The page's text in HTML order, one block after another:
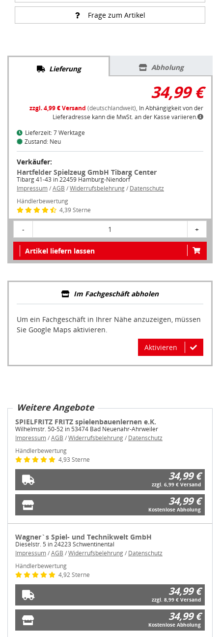
Frage zum Artikel
Lieferung Abholung
34,99 €
zzgl. 4,99 € Versand (deutschlandweit), In Abhängigkeit von der
Lieferadresse kann die MwSt. an der Kasse variieren.
Lieferzeit: 7 Werktage
Zustand: Neu
Verkäufer:
Hartfelder Spielzeug GmbH Tibarg Center
Tibarg 41-43 in 22459 Hamburg-Niendorf
Impressum/AGB /Widerrufsbelehrung/ Datenschutz
Händlerbewertung
4,39 Sterne
- 1 +
Artikel liefern lassen
Im Fachgeschäft abholen
Um ein Fachgeschäft in Ihrer Nähe anzuzeigen, müssen
Sie Google Maps aktivieren.
Aktivieren
Weitere Angebote
SPIELFRITZ FRITZ spielenbauenlernen e.K.
Wilhelmstr. 50-52 in 53474 Bad Neuenahr-Ahrweiler
Impressum/AGB /Widerrufsbelehrung/ Datenschutz
Händlerbewertung
4,93 Sterne
34,99 €
zzgl. 6,99 € Versand
34,99 €
Kostenlose Abholung
Wagner`s Spiel- und Technikwelt GmbH
Dieselstr. 5 in 24223 Schwentinental
Impressum/AGB /Widerrufsbelehrung/ Datenschutz
Händlerbewertung
4,92 Sterne
34,99 €
zzgl. 8,99 € Versand
34,99 €
Kostenlose Abholung